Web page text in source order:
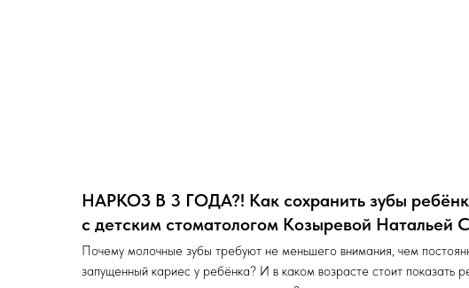
НАРКОЗ В 3 ГОДА?! Как сохранить зубы
с детским стоматологом Козыревой Натальей
Почему молочные зубы требуют не меньшего внимания, чем
запущенный кариес у ребёнка? И в каком возрасте стоит показать